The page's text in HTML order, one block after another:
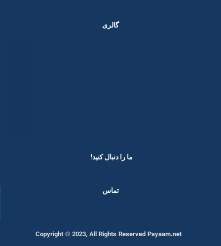
گالری
ما را دنبال کنید! ​
تماس
Copyright © 2023, All Rights Reserved Payaam.net